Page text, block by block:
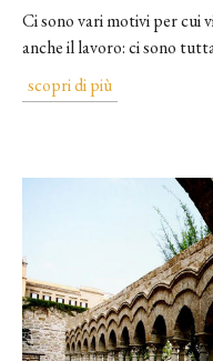
Ci sono vari ​motivi per cui
anche il ​lavoro​: ci sono
scopri di più